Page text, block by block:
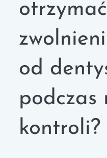
otrzymać
od
podczas
kontroli?